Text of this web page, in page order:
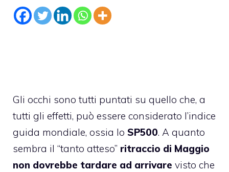
Gli occhi sono tutti puntati su quello che, a
tutti gli effetti, può essere considerato l’indice
guida mondiale, ossia lo SP500. A quanto
sembra il “tanto atteso” ritraccio di Maggio
non dovrebbe tardare ad arrivare visto che